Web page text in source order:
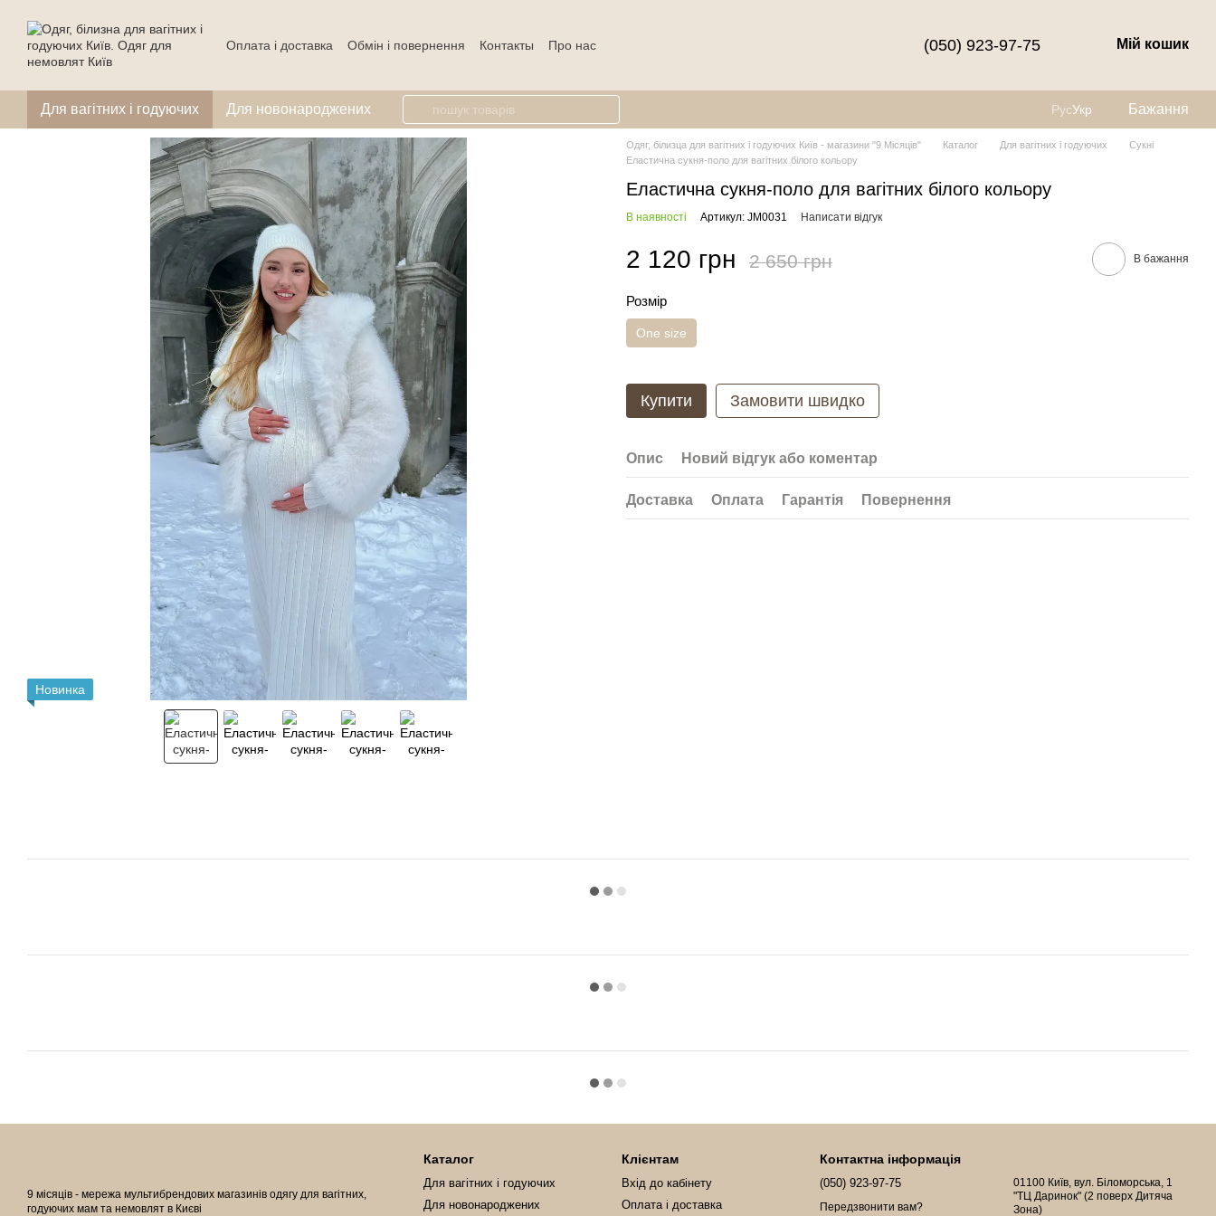
Оплата і доставка Обмін і повернення Контакты Про нас (050) 923-97-75 Мій кошик
Для вагітних і годуючих Для новонароджених РусУкр Бажання
Новинка
Одяг, білизца для вагітних і годуючих Київ - магазини "9 Місяців" Каталог Для вагітних і годуючих
Сукні
Еластична сукня-поло для вагітних білого кольору
Еластична сукня-поло для вагітних білого кольору
В наявності Артикул: JM0031 Написати відгук
2 120 грн 2 650 грн В бажання
Розмір
One size
Купити Замовити швидко
Опис Новий відгук або коментар
Доставка Оплата Гарантія Повернення
9 місяців - мережа мультибрендових магазинів одягу для вагітних,
годуючих мам та немовлят в Києві
Каталог
Для вагітних і годуючих
Для новонароджених
Клієнтам
Вхід до кабінету
Оплата і доставка
Контактна інформація
(050) 923-97-75
Передзвонити вам?
01100 Київ, вул. Біломорська, 1
"ТЦ Даринок" (2 поверх Дитяча
Зона)